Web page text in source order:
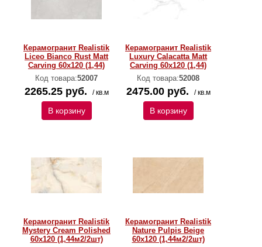
Керамогранит Realistik
Liceo Bianco Rust Matt
Carving 60x120 (1,44)
Код товара:52007
2265.25 руб. / кв.м
В корзину
Керамогранит Realistik
Luxury Calacatta Matt
Carving 60x120 (1,44)
Код товара:52008
2475.00 руб. / кв.м
В корзину
Керамогранит Realistik
Mystery Cream Polished
60х120 (1,44м2/2шт)
Керамогранит Realistik
Nature Pulpis Beige
60x120 (1,44м2/2шт)